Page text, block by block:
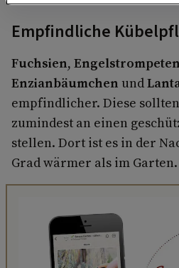
Empfindliche
Fuchsien, Engelstrompeten
Enzianbäumchen und
empfindlicher. Diese
zumindest an einen
stellen. Dort ist es in der
Grad wärmer als im Garten.